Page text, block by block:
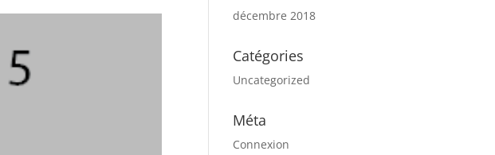
décembre 2018
Catégories
Uncategorized
Méta
Connexion